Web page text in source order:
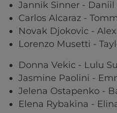
Jannik Sinner -
Carlos Alcaraz -
Novak Djokovic -
Lorenzo Musetti -
Donna Vekic - Lulu
Jasmine Paolini -
Jelena Ostapenko -
Elena Rybakina -